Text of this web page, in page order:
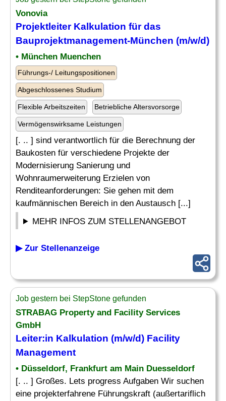
Vonovia
Projektleiter Kalkulation für das
Bauprojektmanagement-München (m/w/d)
• München Muenchen
Führungs-/ Leitungspositionen
Abgeschlossenes Studium
Flexible Arbeitszeiten Betriebliche Altersvorsorge
Vermögenswirksame Leistungen
[. .. ] sind verantwortlich für die Berechnung der
Baukosten für verschiedene Projekte der
Modernisierung Sanierung und
Wohnraumerweiterung Erzielen von
Renditeanforderungen: Sie gehen mit dem
kaufmännischen Bereich in den Austausch [...]
MEHR INFOS ZUM STELLENANGEBOT
▶ Zur Stellenanzeige
Job gestern bei StepStone gefunden
STRABAG Property and Facility Services
GmbH
Leiter:in Kalkulation (m/w/d) Facility
Management
• Düsseldorf, Frankfurt am Main Duesseldorf
[. .. ] Großes. Lets progress Aufgaben Wir suchen
eine projekterfahrene Führungskraft (außertariflich